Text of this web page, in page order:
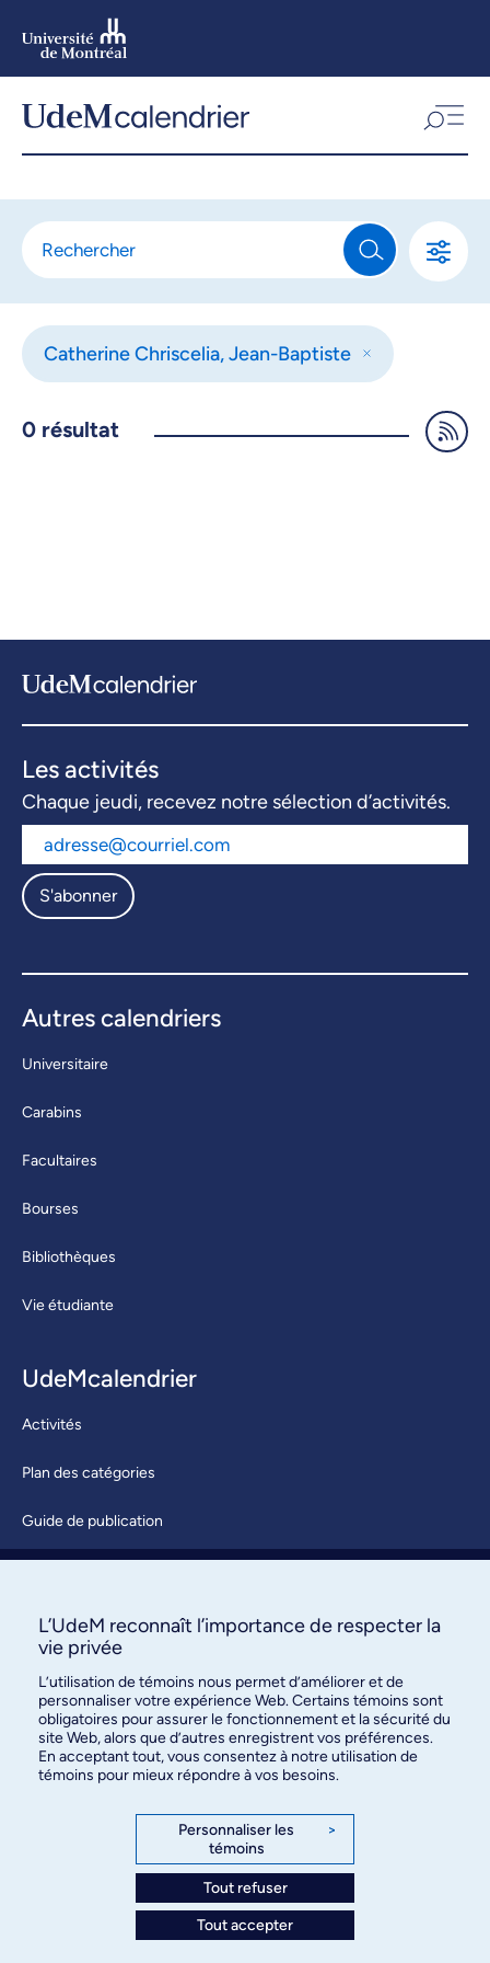
Aller
Catherine Chriscelia, Jean-Baptiste
0 résultat
Les activités
Chaque jeudi, recevez notre sélection d’activités.
S'abonner
Autres calendriers
Universitaire
Carabins
Facultaires
Bourses
Bibliothèques
Vie étudiante
UdeMcalendrier
Activités
Plan des catégories
Guide de publication
À propos / Nous joindre
des relations publiques
3744, rue Jean-Brillant, bureau 490
Montréal (Québec) H3T 1P1
L’UdeM reconnaît l’importance de respecter la
vie privée
L’utilisation de témoins nous permet d’améliorer et de
personnaliser votre expérience Web. Certains témoins sont
obligatoires pour assurer le fonctionnement et la sécurité du
site Web, alors que d’autres enregistrent vos préférences.
En acceptant tout, vous consentez à notre utilisation de
témoins pour mieux répondre à vos besoins.
Personnaliser les
témoins
>
Tout refuser
Tout accepter